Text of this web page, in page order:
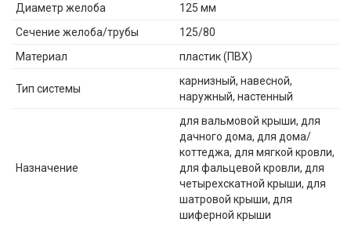
Диаметр желоба
125 мм
Сечение желоба/трубы
125/80
Материал
пластик (ПВХ)
Тип системы
карнизный, навесной,
наружный, настенный
Назначение
для вальмовой крыши, для
дачного дома, для дома/
коттеджа, для мягкой кровли,
для фальцевой кровли, для
четырехскатной крыши, для
шатровой крыши, для
шиферной крыши